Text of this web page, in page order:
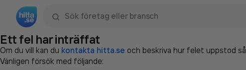
Ett fel har inträffat
Om du vill kan du kontakta hitta.se och beskriva hur felet uppstod
Vänligen försök med följande: